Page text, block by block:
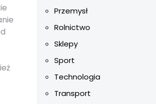
Przemysł
Rolnictwo
Sklepy
Sport
Technologia
Transport